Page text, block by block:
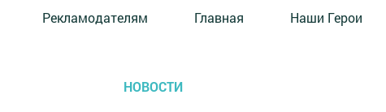
Рекламодателям Главная Наши Герои
НОВОСТИ